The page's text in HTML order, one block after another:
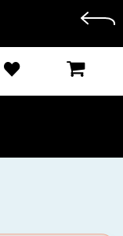
ОПЛАТА ПРИ ПОЛУЧЕНИИ